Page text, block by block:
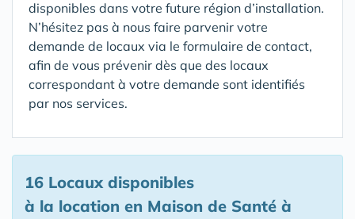
disponibles dans votre future région d’installation.
N’hésitez pas à nous faire parvenir votre
demande de locaux via le formulaire de contact,
afin de vous prévenir dès que des locaux
correspondant à votre demande sont identifiés
par nos services.
16 Locaux disponibles
à la location en Maison de Santé à